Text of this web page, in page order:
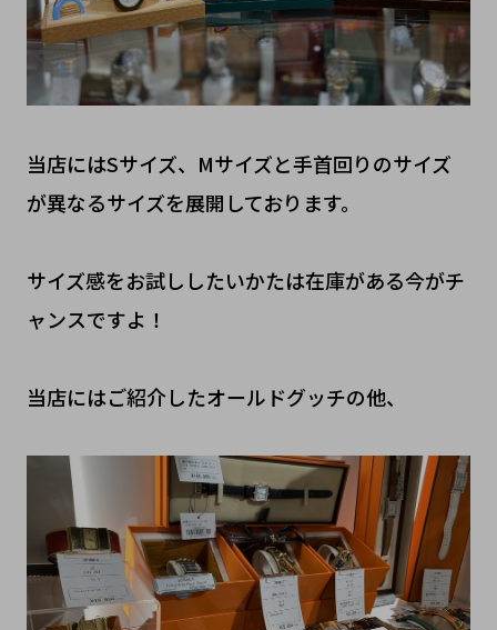
当店にはSサイズ、Mサイズと手首回りのサイズ
が異なるサイズを展開しております。
サイズ感をお試ししたいかたは在庫がある今がチ
ャンスですよ！
当店にはご紹介したオールドグッチの他、